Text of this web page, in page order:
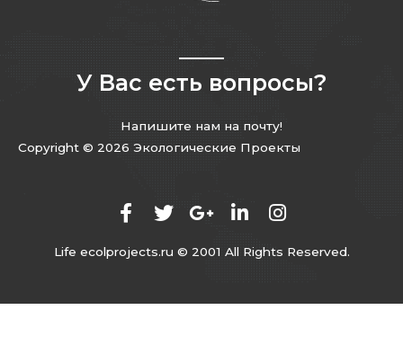
У Вас есть вопросы?
Напишите нам на почту!
Copyright © 2026 Экологические Проекты
Life ecolprojects.ru © 2001 All Rights Reserved.